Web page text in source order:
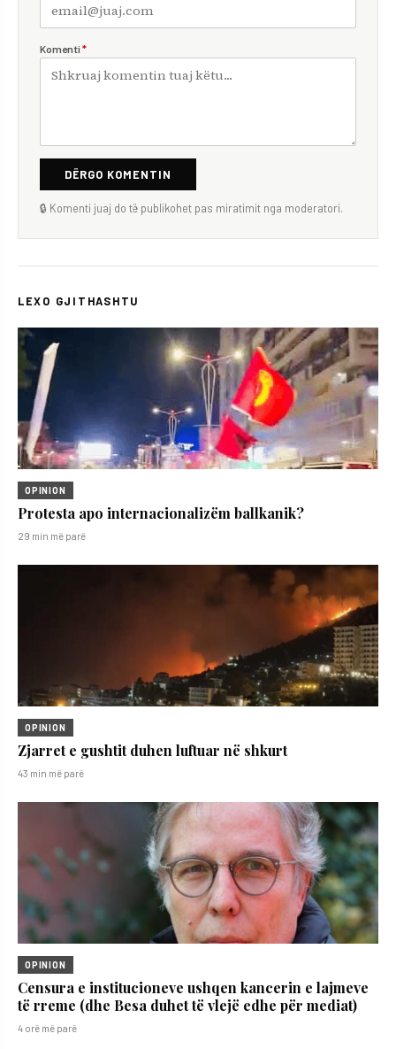
Komenti *
DËRGO KOMENTIN
🔒 Komenti juaj do të publikohet pas miratimit nga moderatori.
LEXO GJITHASHTU
OPINION
Protesta apo internacionalizëm ballkanik?
29 min më parë
OPINION
Zjarret e gushtit duhen luftuar në shkurt
43 min më parë
OPINION
Censura e institucioneve ushqen kancerin e lajmeve
të rreme (dhe Besa duhet të vlejë edhe për mediat)
4 orë më parë